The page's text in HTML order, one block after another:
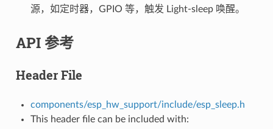
源，如定时器，GPIO 等，触发 Light-sleep 唤醒。
API 参考
Header File
components/esp_hw_support/include/esp_sleep.h
This header file can be included with: